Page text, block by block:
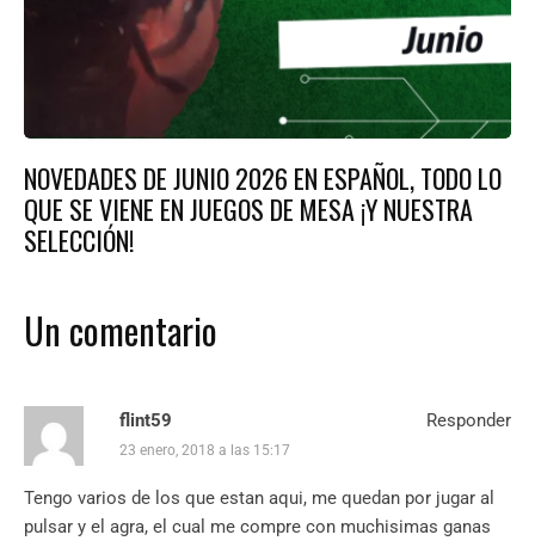
NOVEDADES DE JUNIO 2026 EN ESPAÑOL, TODO LO
QUE SE VIENE EN JUEGOS DE MESA ¡Y NUESTRA
SELECCIÓN!
Un comentario
flint59
23 enero, 2018 a las 15:17
Tengo varios de los que estan aqui, me quedan por jugar al
pulsar y el agra, el cual me compre con muchisimas ganas
Responder